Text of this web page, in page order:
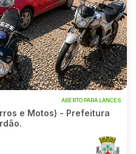
ABERTO PARA LANCES
e Motos) - Prefeitura